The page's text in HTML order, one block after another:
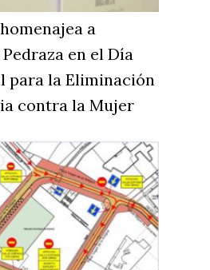
a
en el Día
para la Eliminación
contra la Mujer